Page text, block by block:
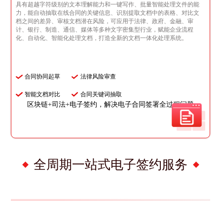
具有超越字符级别的文本理解能力和一键写作、批量智能处理文件的能
力，能自动抽取在线合同的关键信息、识别提取文档中的表格、对比文
档之间的差异、审核文档潜在风险，可应用于法律、政府、金融、审
计、银行、制造、通信、媒体等多种文字密集型行业，赋能企业流程
化、自动化、智能化处理文档，打造全新的文档一体化处理系统。
合同协同起草 法律风险审查
智能文档对比 合同关键词抽取
全周期一站式电子签约服务
区块链+司法+电子签约，解决电子合同签署全过程问题